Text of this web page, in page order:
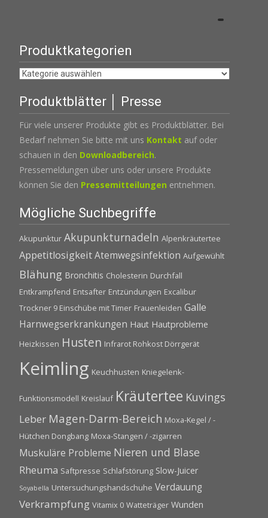
Produktkategorien
Produktblätter │ Presse
Für viele unserer Produkte gibt es Produktblätter. Bei
Bedarf nehmen Sie bitte mit uns Kontakt auf oder
schauen in den Downloadbereich.
Pressemeldungen über uns oder unsere Produkte
können Sie den Pressemitteilungen entnehmen.
Mögliche Suchbegriffe
Akupunktur Akupunkturnadeln Alpenkräutertee
AppetitlosigkeitAtemwegsinfektion Aufgewühlt
Blähung Bronchitis Cholesterin Durchfall
Entkrampfend Entsafter Entzündungen Excalibur
Trockner 9 Einschübe mit Timer Frauenleiden Galle
Harnwegserkrankungen Haut Hautprobleme
Heizkissen Husten Infrarot Rohkost Dörrgerät
Keimling Keuchhusten Kniegelenk-
Funktionsmodell Kreislauf Kräutertee Kuvings
Leber Magen-Darm-Bereich Moxa-Kegel / -
Hütchen Dongbang Moxa-Stangen / -zigarren
Muskuläre Probleme Nieren und Blase
Rheuma Saftpresse Schlafstörung Slow-Juicer
Soyabella Untersuchungshandschuhe Verdauung
Verkrampfung Vitamix 0 Watteträger Wunden